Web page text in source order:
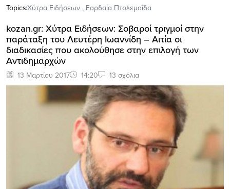
Topics:Xύτρα Ειδήσεων , Εορδαία Πτολεμαΐδα
kozan.gr: Xύτρα Ειδήσεων: Σοβαροί τριγμοί στην
παράταξη του Λευτέρη Ιωαννίδη – Αιτία οι
διαδικασίες που ακολούθησε στην επιλογή των
Αντιδημαρχών
13 Μαρτίου 2017 14:20 13 σχόλια